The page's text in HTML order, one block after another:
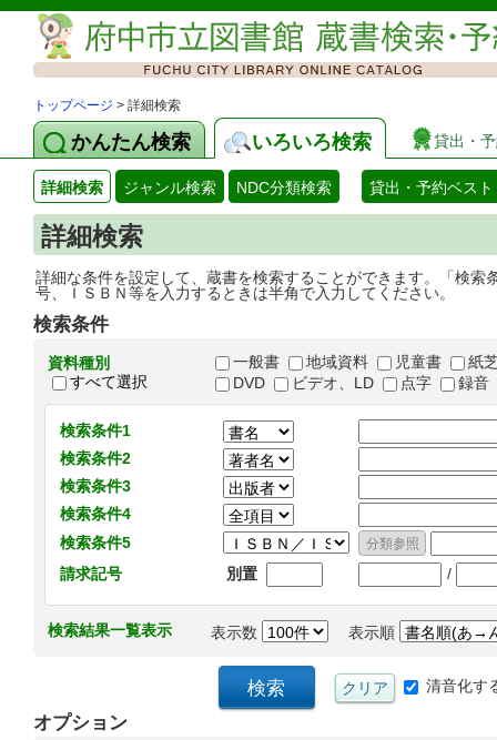
トップページ > 詳細検索
かんたん検索 いろいろ検索 貸出・
詳細検索 ジャンル検索 NDC分類検索 貸出・予約ベスト
詳細検索
詳細な条件を設定して、蔵書を検索することができます。「検
号、ＩＳＢＮ等を入力するときは半角で入力してください。
検索条件
資料種別
すべて選択
一般書 地域資料 児童書
紙
DVD
ビデオ、LD 点字 録音
検索条件1
検索条件2
検索条件3
検索条件4
検索条件5
請求記号
別置 /
検索結果一覧表示 表示数 表示順
清音化す
オプション